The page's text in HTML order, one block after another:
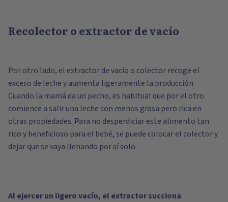
Recolector o extractor de vacío
Por otro lado, el extractor de vacío o colector recoge el
exceso de leche y aumenta ligeramente la producción.
Cuando la mamá da un pecho, es habitual que por el otro
comience a salir una leche con menos grasa pero rica en
otras propiedades. Para no desperdiciar este alimento tan
rico y beneficioso para el bebé, se puede colocar el colector y
dejar que se vaya llenando por sí solo.
Al ejercer un ligero vacío, el extractor succiona